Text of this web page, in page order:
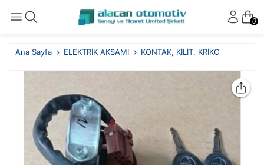
0
Ana Sayfa ELEKTRİK AKSAMI KONTAK, KİLİT, KRİKO